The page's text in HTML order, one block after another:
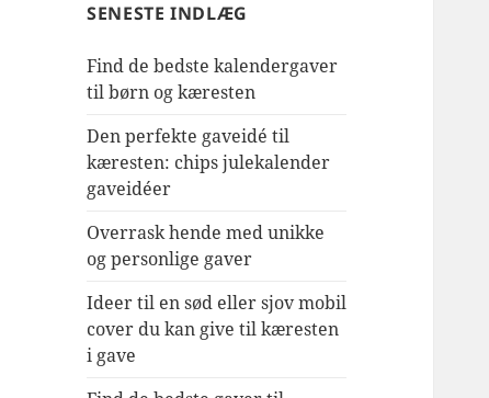
SENESTE INDLÆG
Find de bedste kalendergaver
til børn og kæresten
Den perfekte gaveidé til
kæresten: chips julekalender
gaveidéer
Overrask hende med unikke
og personlige gaver
Ideer til en sød eller sjov mobil
cover du kan give til kæresten
i gave